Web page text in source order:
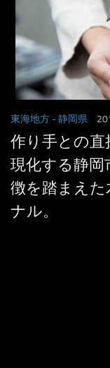
東海地方 - 静岡県
作り手との
現化する静岡
徴を踏まえた
ナル。